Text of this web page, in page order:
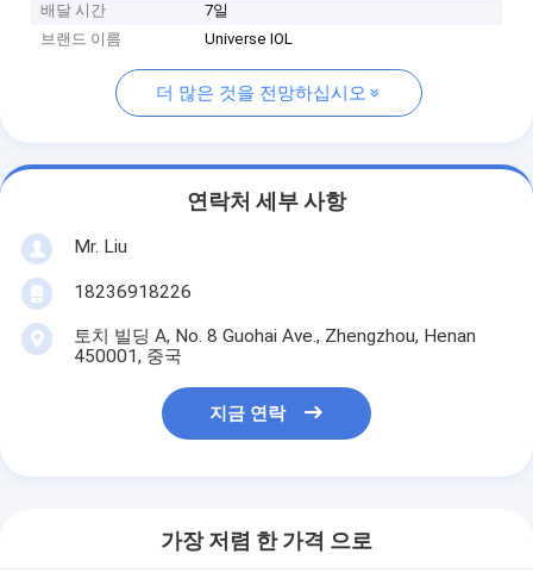
배달 시간
7일
브랜드 이름
Universe IOL
더 많은 것을 전망하십시오
연락처 세부 사항
Mr. Liu
18236918226
토치 빌딩 A, No. 8 Guohai Ave., Zhengzhou, Henan
450001, 중국
지금 연락
가장 저렴 한 가격 으로